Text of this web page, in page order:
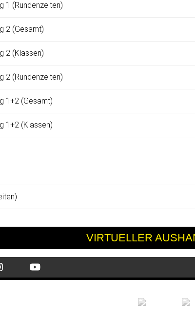
1 (Rundenzeiten)
2 (Gesamt)
2 (Klassen)
2 (Rundenzeiten)
1+2 (Gesamt)
1+2 (Klassen)
VIRTUELLER